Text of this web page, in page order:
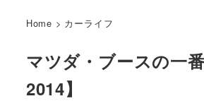
Home > カーライフ
マツダ・ブースの一
2014】